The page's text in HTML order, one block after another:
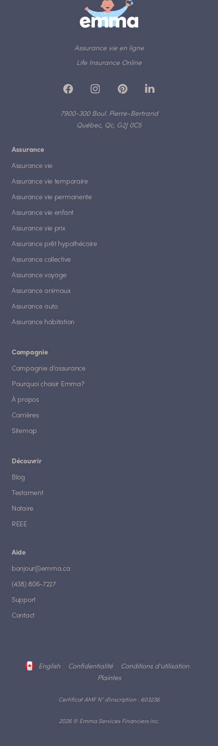
Assurance vie en ligne
Life Insurance Online
7900-300 Boul. Pierre-Bertrand
Québec, Qc, G2J 0C5
Assurance
Assurance vie
Assurance vie temporaire
Assurance vie permanente
Assurance vie enfant
Assurance vie prix
Assurance prêt hypothécaire
Assurance collective
Assurance voyage
Assurance animaux
Assurance auto
Assurance habitation
Compagnie
Compagnie d'assurance
Pourquoi choisir Emma?
À propos
Carrières
Sitemap
Découvrir
Blog
Testament
Notaire
REEE
Aide
bonjour@emma.ca
(438) 806-7227
Support
Contact
2026 © Emma Services Financiers inc.
Certificat AMF N° d'inscription : 603236
English Confidentialité
Conditions d'utilisation
Plaintes